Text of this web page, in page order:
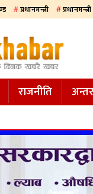
प्रधानमन्त्री
राजनीति